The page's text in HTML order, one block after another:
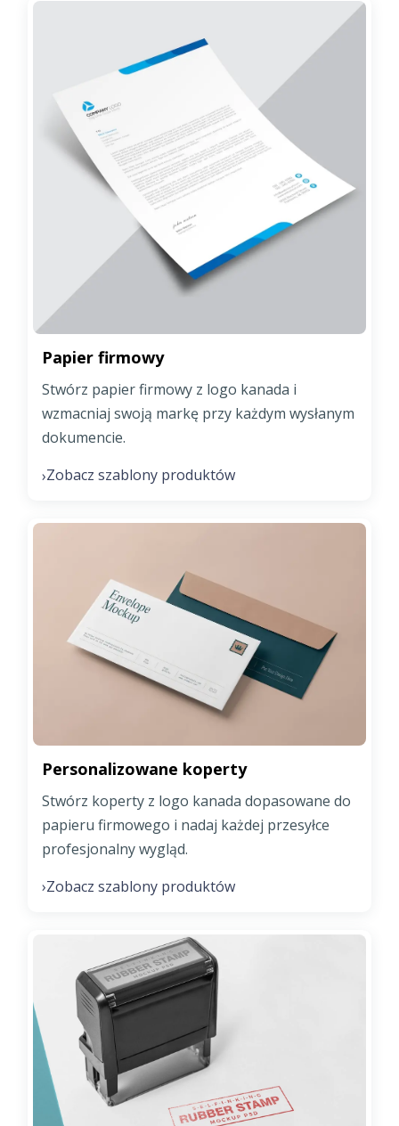
Papier firmowy
Stwórz papier firmowy z logo kanada i
wzmacniaj swoją markę przy każdym wysłanym
dokumencie.
›Zobacz szablony produktów
Personalizowane koperty
Stwórz koperty z logo kanada dopasowane do
papieru firmowego i nadaj każdej przesyłce
profesjonalny wygląd.
›Zobacz szablony produktów